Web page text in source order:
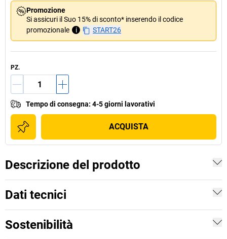
Promozione
Si assicuri il Suo 15% di sconto* inserendo il codice
promozionale
i START26
PZ.
Tempo di consegna: 4-5 giorni lavorativi
ACQUISTA
Descrizione del prodotto
Dati tecnici
Sostenibilità